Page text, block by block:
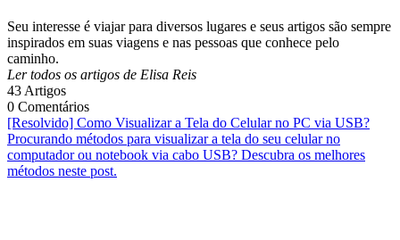
Seu interesse é viajar para diversos lugares e seus artigos são sempre
inspirados em suas viagens e nas pessoas que conhece pelo
caminho.
Ler todos os artigos de Elisa Reis
43 Artigos
0 Comentários
[Resolvido] Como Visualizar a Tela do Celular no PC via USB?
Procurando métodos para visualizar a tela do seu celular no
computador ou notebook via cabo USB? Descubra os melhores
métodos neste post.